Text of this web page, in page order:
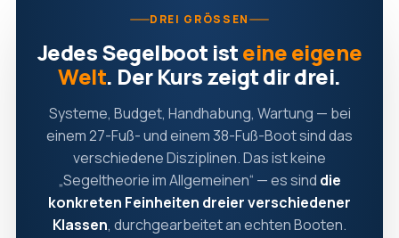
DREI GRÖSSEN
Jedes Segelboot isteine eigene
Welt. Der Kurs zeigt dir drei.
Systeme, Budget, Handhabung, Wartung — bei
einem 27-Fuß- und einem 38-Fuß-Boot sind das
verschiedene Disziplinen. Das ist keine
„Segeltheorie im Allgemeinen“ — es sind die
konkreten Feinheiten dreier verschiedener
Klassen, durchgearbeitet an echten Booten.